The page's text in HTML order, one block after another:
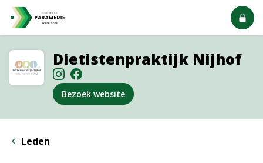
Dietistenpraktijk Nijhof
Bezoek website
Leden